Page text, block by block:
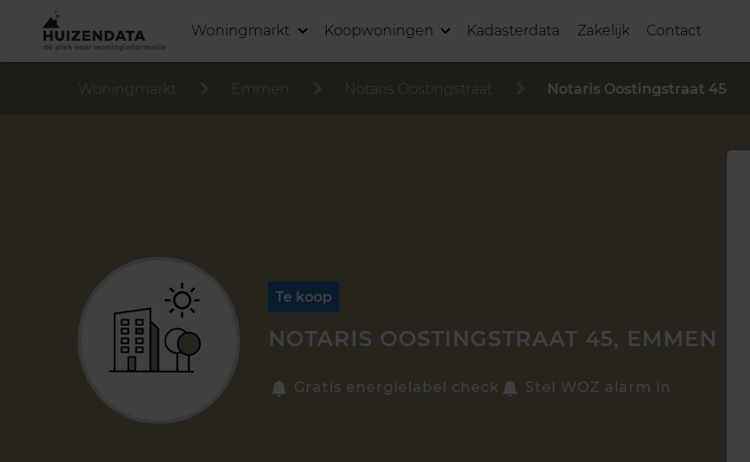
Woningmarkt Koopwoningen Kadasterdata Zakelijk Contact
Woningmarkt Emmen Notaris Oostingstraat Notaris Oostingstraat 45
Te koop
NOTARIS OOSTINGSTRAAT 45, EMMEN
Gratis energielabel check Stel WOZ alarm in